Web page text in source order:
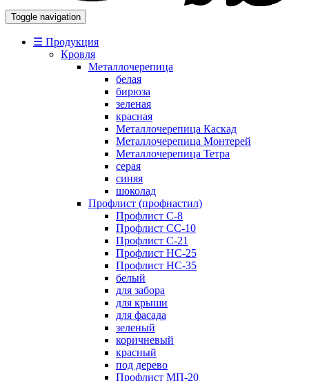
Toggle navigation
☰ Продукция
Кровля
Металлочерепица
белая
бирюза
зеленая
красная
Металлочерепица Каскад
Металлочерепица Монтерей
Металлочерепица Тетра
серая
синяя
шоколад
Профлист (профнастил)
Профлист С-8
Профлист СС-10
Профлист C-21
Профлист НС-25
Профлист НС-35
белый
для забора
для крыши
для фасада
зеленый
коричневый
красный
под дерево
Профлист МП-20